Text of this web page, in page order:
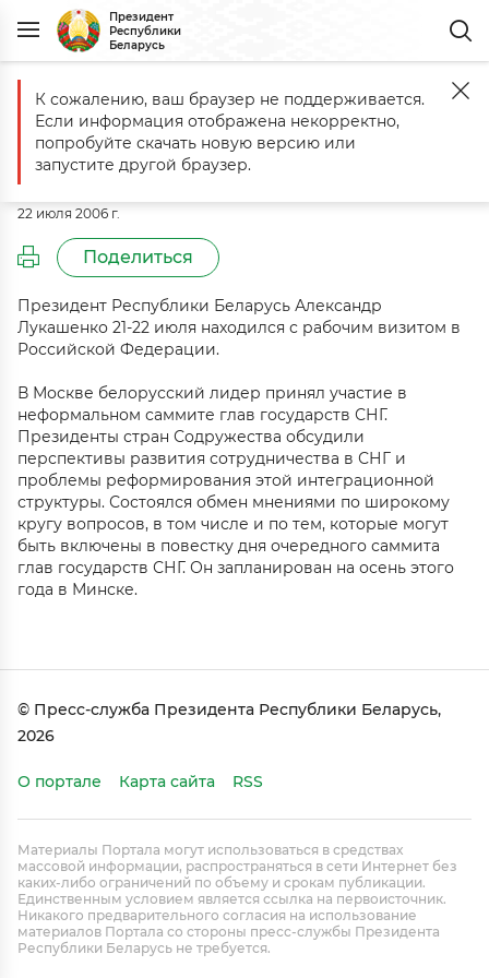
Президент
Республики
Беларусь
Главная События Рабочий визит в Российскую Федерацию
Рабочий визит в Российскую
Федерацию
22 июля 2006 г.
Поделиться
Президент Республики Беларусь Александр
Лукашенко 21-22 июля находился с рабочим визитом в
Российской Федерации.
В Москве белорусский лидер принял участие в
неформальном саммите глав государств СНГ.
Президенты стран Содружества обсудили
перспективы развития сотрудничества в СНГ и
проблемы реформирования этой интеграционной
структуры. Состоялся обмен мнениями по широкому
кругу вопросов, в том числе и по тем, которые могут
быть включены в повестку дня очередного саммита
глав государств СНГ. Он запланирован на осень этого
года в Минске.
© Пресс-служба Президента Республики Беларусь,
2026
О портале Карта сайта RSS
Материалы Портала могут использоваться в средствах
массовой информации, распространяться в сети Интернет без
каких-либо ограничений по объему и срокам публикации.
Единственным условием является ссылка на первоисточник.
Никакого предварительного согласия на использование
материалов Портала со стороны пресс-службы Президента
Республики Беларусь не требуется.
К сожалению, ваш браузер не поддерживается.
Если информация отображена некорректно,
попробуйте скачать новую версию или
запустите другой браузер.